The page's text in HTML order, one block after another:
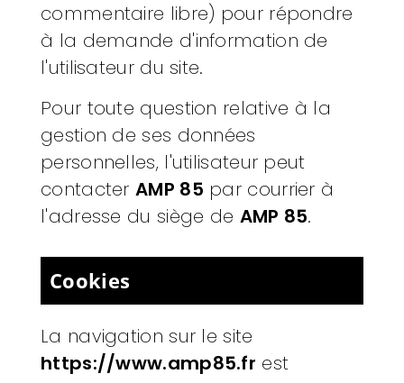
commentaire libre) pour répondre
à la demande d'information de
l'utilisateur du site.
Pour toute question relative à la
gestion de ses données
personnelles, l'utilisateur peut
contacterAMP 85 par courrier à
l'adresse du siège de AMP 85.
Cookies
La navigation sur le site
https://www.amp85.fr est